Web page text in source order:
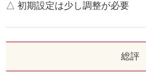
△ 初期設定は少し調整が必要
総評